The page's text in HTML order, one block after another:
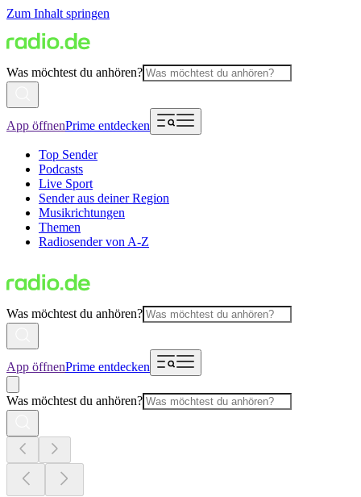
Zum Inhalt springen
Was möchtest du anhören?
App öffnenPrime entdecken
Top Sender
Podcasts
Live Sport
Sender aus deiner Region
Musikrichtungen
Themen
Radiosender von A-Z
Was möchtest du anhören?
App öffnenPrime entdecken
Was möchtest du anhören?